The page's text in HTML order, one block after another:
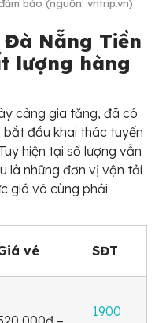
bảo (nguồn: vntrip.vn)
Nẵng Tiền
lượng hàng
càng gia tăng, đã có
đầu khai thác tuyến
hiện tại số lượng vẫn
là những đơn vị vận tải
giá vô cùng phải
vé SĐT
1900